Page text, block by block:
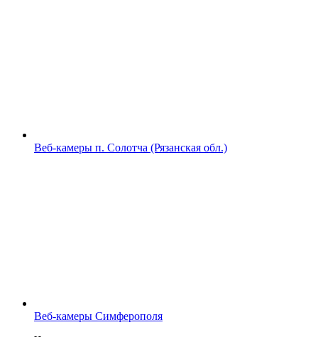
Веб-камеры п. Солотча (Рязанская обл.)
Веб-камеры Симферополя